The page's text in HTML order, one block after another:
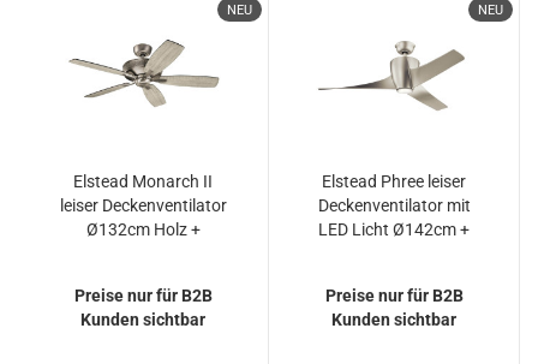
NEU
Elstead Monarch II
leiser Deckenventilator
Ø132cm Holz +
Preise nur für B2B
Kunden sichtbar
NEU
Elstead Phree leiser
Deckenventilator mit
LED Licht Ø142cm +
Preise nur für B2B
Kunden sichtbar